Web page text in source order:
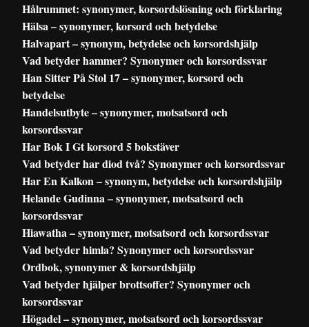
Hålrummet: synonymer, korsordslösning och förklaring
Hälsa – synonymer, korsord och betydelse
Halvapart – synonym, betydelse och korsordshjälp
Vad betyder hammer? Synonymer och korsordssvar
Han Sitter På Stol 17 – synonymer, korsord och
betydelse
Handelsutbyte – synonymer, motsatsord och
korsordssvar
Har Bok I Gt korsord 5 bokstäver
Vad betyder har diod två? Synonymer och korsordssvar
Har En Kalkon – synonym, betydelse och korsordshjälp
Helande Gudinna – synonymer, motsatsord och
korsordssvar
Hiawatha – synonymer, motsatsord och korsordssvar
Vad betyder himla? Synonymer och korsordssvar
Ordbok, synonymer & korsordshjälp
Vad betyder hjälper brottsoffer? Synonymer och
korsordssvar
Högadel – synonymer, motsatsord och korsordssvar